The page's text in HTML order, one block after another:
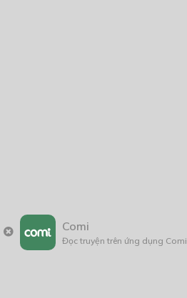
Comi
Đọc truyện trên ứng dụng Comi